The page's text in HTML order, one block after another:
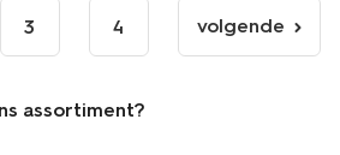
3 4
volgende
pagina
volgende
assortiment?